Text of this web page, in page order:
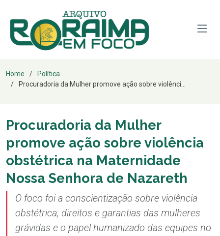
Home
Política
Procuradoria da Mulher promove ação sobre violênci...
Procuradoria da Mulher
promove ação sobre violência
obstétrica na Maternidade
Nossa Senhora de Nazareth
O foco foi a conscientização sobre violência
obstétrica, direitos e garantias das mulheres
grávidas e o papel humanizado das equipes no